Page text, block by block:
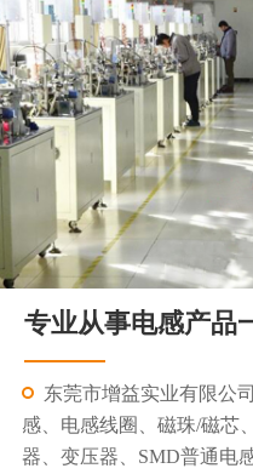
专业从事电感产品
东莞市增益实业有限公
感、电感线圈、磁珠/磁芯
器、变压器、SMD普通电